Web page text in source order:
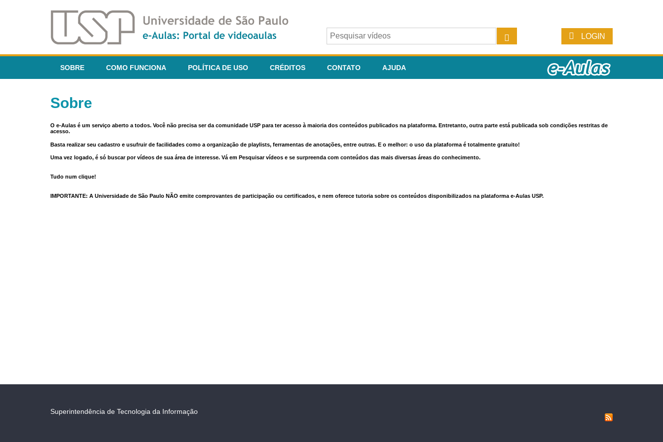
LOGIN
SOBRE COMO FUNCIONA POLÍTICA DE USO CRÉDITOS CONTATO AJUDA
Sobre
O e-Aulas é um serviço aberto a todos. Você não precisa ser da comunidade USP para ter acesso à maioria dos conteúdos publicados na plataforma. Entretanto, outra parte está publicada sob condições restritas de
acesso.
Basta realizar seu cadastro e usufruir de facilidades como a organização de playlists, ferramentas de anotações, entre outras. E o melhor: o uso da plataforma é totalmente gratuito!
Uma vez logado, é só buscar por vídeos de sua área de interesse. Vá em Pesquisar vídeos e se surpreenda com conteúdos das mais diversas áreas do conhecimento.
Tudo num clique!
IMPORTANTE: A Universidade de São Paulo NÃO emite comprovantes de participação ou certificados, e nem oferece tutoria sobre os conteúdos disponibilizados na plataforma e-Aulas USP.
Superintendência de Tecnologia da Informação